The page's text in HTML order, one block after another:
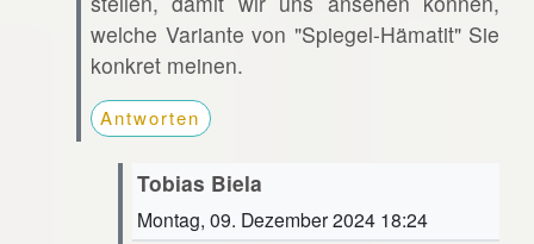
welche Variante von "Spiegel-Hämatit" Sie
konkret meinen.
Antworten
Tobias Biela
Montag, 09. Dezember 2024 18:24